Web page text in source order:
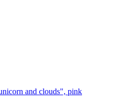
and clouds", pink